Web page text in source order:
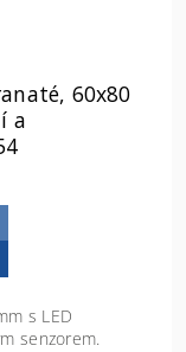
60x80
a
s LED
senzorem.